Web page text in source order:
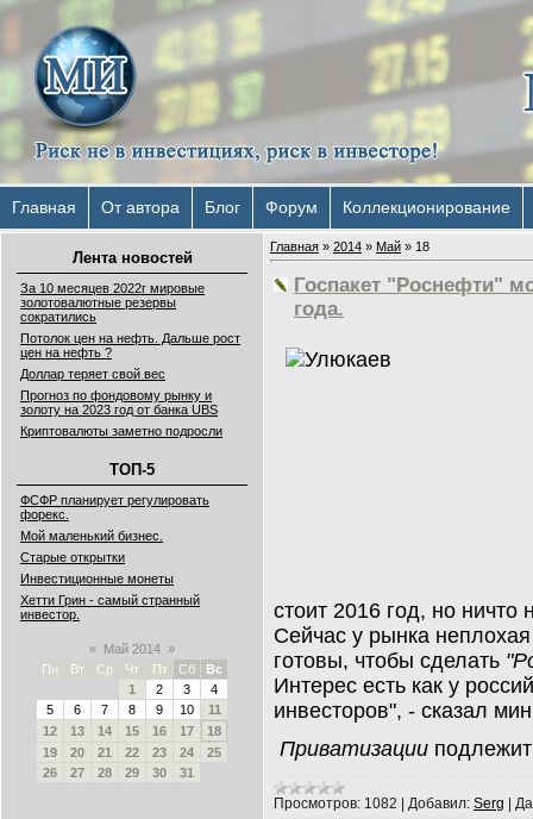
Главная От автора Блог Форум Коллекционирование
Лента новостей
За 10 месяцев 2022г мировые
золотовалютные резервы
сократились
Потолок цен на нефть. Дальше рост
цен на нефть ?
Доллар теряет свой вес
Прогноз по фондовому рынку и
золоту на 2023 год от банка UBS
Криптовалюты заметно подросли
ТОП-5
ФСФР планирует регулировать
форекс.
Мой маленький бизнес.
Старые открытки
Инвестиционные монеты
Хетти Грин - самый странный
инвестор.
« Май 2014 »
Пн
Вт Ср Чт Пт Сб
Вс
1
2 3
4
5
6 7 8 9 10
11
12
13 14 15 16 17
18
19
20 21 22 23 24
25
26
27 28 29 30 31
Главная » 2014 » Май » 18
Госпакет "Роснефти"
года.
стоит 2016 год, но
Сейчас у рынка
готовы, чтобы сделать
Интерес есть как у
инвесторов", - сказал
Приватизации
Просмотров: 1082 Добавил: Serg